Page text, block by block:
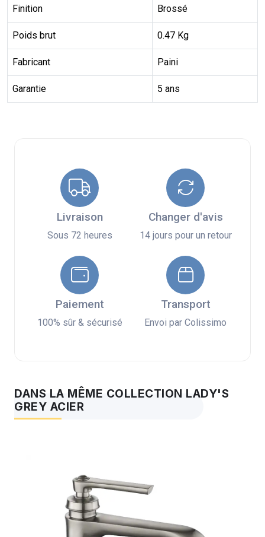
Finition Brossé
Poids brut 0.47 Kg
Fabricant Paini
Garantie 5 ans
Livraison
Sous 72 heures
Changer d'avis
14 jours pour un retour
Paiement
100% sûr & sécurisé
Transport
Envoi par Colissimo
DANS LA MÊME COLLECTION LADY'S
GREY ACIER